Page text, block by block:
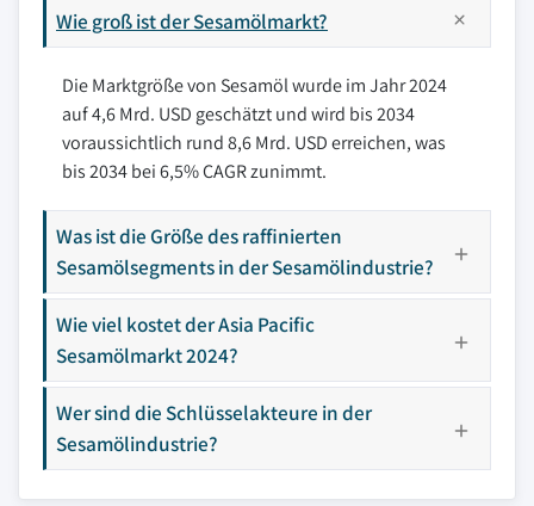
Wie groß ist der Sesamölmarkt?
Die Marktgröße von Sesamöl wurde im Jahr 2024
auf 4,6 Mrd. USD geschätzt und wird bis 2034
voraussichtlich rund 8,6 Mrd. USD erreichen, was
bis 2034 bei 6,5% CAGR zunimmt.
Was ist die Größe des raffinierten
Sesamölsegments in der Sesamölindustrie?
Wie viel kostet der Asia Pacific
Sesamölmarkt 2024?
Wer sind die Schlüsselakteure in der
Sesamölindustrie?